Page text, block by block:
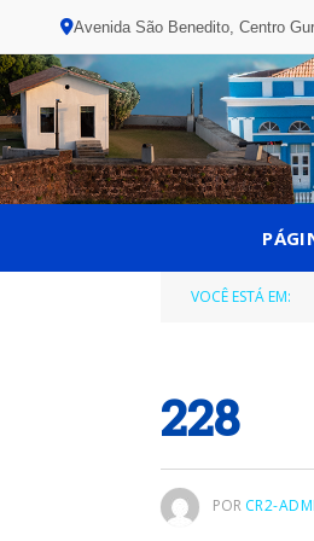
Avenida São Benedito, Centro
VOCÊ ESTÁ EM:
228
POR CR2-